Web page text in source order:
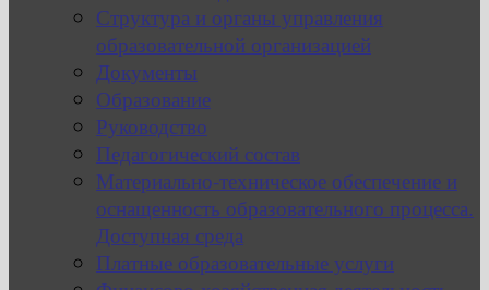
Структура и органы управления
образовательной организацией
Документы
Образование
Руководство
Педагогический состав
Материально-техническое обеспечение и
оснащенность образовательного процесса.
Доступная среда
Платные образовательные услуги